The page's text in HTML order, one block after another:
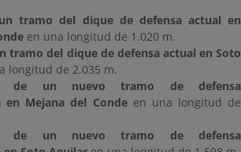
tramo del dique de defensa actual en
en una longitud de 1.020 m.
tramo del dique de defensa actual en Soto
longitud de 2.035 m.
de un nuevo tramo de defensa
en Mejana del Condeen una longitud de
de un nuevo tramo de defensa